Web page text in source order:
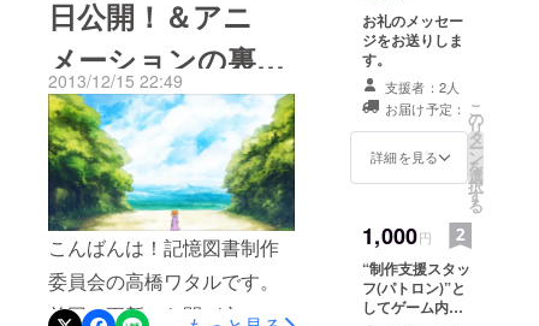
ご紹介して頂けますと幸い
です！ – 仕様書の「し」の
字も知らない学生の頃に企
画を立ち上げ、気付けば三
年が経ちました。 初めての
１からのゲーム制作 初めて
のクラウドファンディング
への挑戦 とにかく色んな事
にチャレンジしていきなが
ワーー！って感じで、「お
いやべえぞ」みたいな雰囲
気の中色々と改修をして来
まして、なんとか公開でき
そうだというところで、明
日19時より公開させて頂く
運びとなりました。 なんだ
かテストプレイの感想を
色々貰っている時点で私な
コ版はこちら 【ニコニコ動
画】リゼットの処方箋～記
憶の本と揺れる天秤～ OPア
ニメーション いやはや何と
か今年中に出せました。
色々とこだわり抜いて仕上
げる事が出来たと思ってい
ます。 セル画で動くリゼッ
トもまたよし！ 今回、本当
日公開！＆アニ
メーションの裏
側 さいご
2013/12/15 22:49
こんばんは！記憶図書制作
委員会の高橋ワタルです。
前回の更新から間が空いて
ム『リゼッ
トの処方
箋』を制作
し、企画・
ディレク
ションをし
ながら初め
ナリオの両
方を担当。
以来、どち
らも作れる
お礼のメッセー
ジをお送りしま
す。
支援者：2人
お届け予定：
詳細を見る
こ
の
リ
タ
ー
ン
を
選
択
す
る
1,000円
“制作支援スタッ
フ(パトロン)”と
してゲーム内エ